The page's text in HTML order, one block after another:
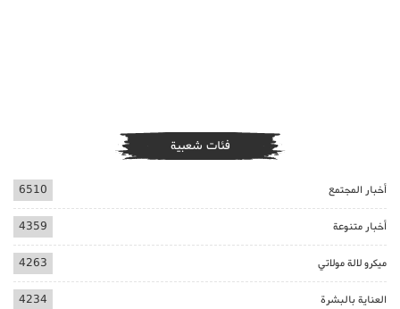
فئات شعبية
أخبار المجتمع 6510
أخبار متنوعة 4359
ميكرو لالة مولاتي 4263
العناية بالبشرة 4234